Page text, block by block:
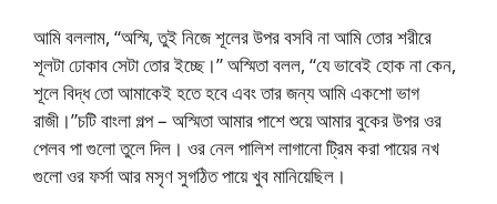
আমি বললাম, “অস্মি, তুই নিজে শূলের উপর বসবি না আমি তোর শরীরে
শূলটা ঢোকাব সেটা তোর ইচ্ছে।” অস্মিতা বলল, “যে ভাবেই হোক না কেন,
শূলে বিদ্ধ তো আমাকেই হতে হবে এবং তার জন্য আমি একশো ভাগ
রাজী।”চটি বাংলা গল্প – অস্মিতা আমার পাশে শুয়ে আমার বুকের উপর ওর
পেলব পা গুলো তুলে দিল। ওর নেল পালিশ লাগানো ট্রিম করা পায়ের নখ
গুলো ওর ফর্সা আর মসৃণ সুগঠিত পায়ে খুব মানিয়েছিল।